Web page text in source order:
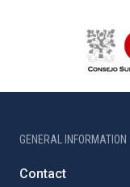
GENERAL INFORMATION
Contact